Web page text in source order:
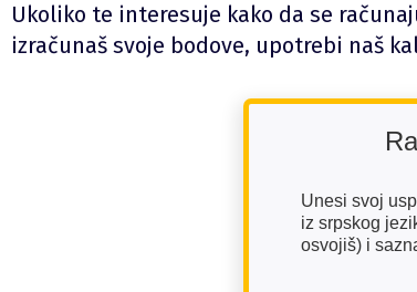
Ukoliko te interesuje kako da se
izračunaš svoje bodove, upotrebi naš
Unesi svoj
iz srpskog
osvojiš) i